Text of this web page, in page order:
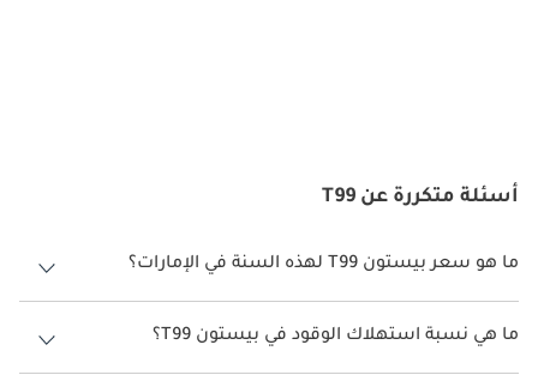
والتحكم في الثبات، والتحكم في الجر، ومراقبة النقطة العمياء، وتنبيه
أسئلة متكررة عن T99
ما هو سعر بيستون T99 لهذه السنة في الإمارات؟
بيستون T99 لهذه السنة في الإمارات هو TBD.
ما هي نسبة استهلاك الوقود في بيستون T99؟
اقترحت الشركة المصنعة أن تكون نسبة توفير استهلاك الوقود لسيارة